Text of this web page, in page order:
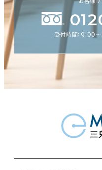
受付時間：9:00〜